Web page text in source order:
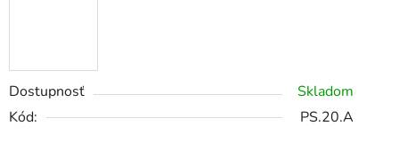
Dostupnosť
Skladom
Kód:
PS.20.A